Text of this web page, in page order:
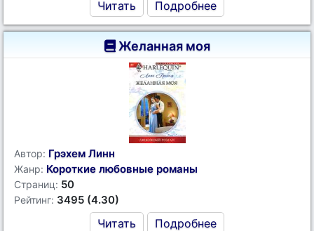
Читать Подробнее
Желанная моя
Автор: Грэхем Линн
Жанр: Короткие любовные романы
Страниц: 50
Рейтинг: 3495 (4.30)
Читать Подробнее